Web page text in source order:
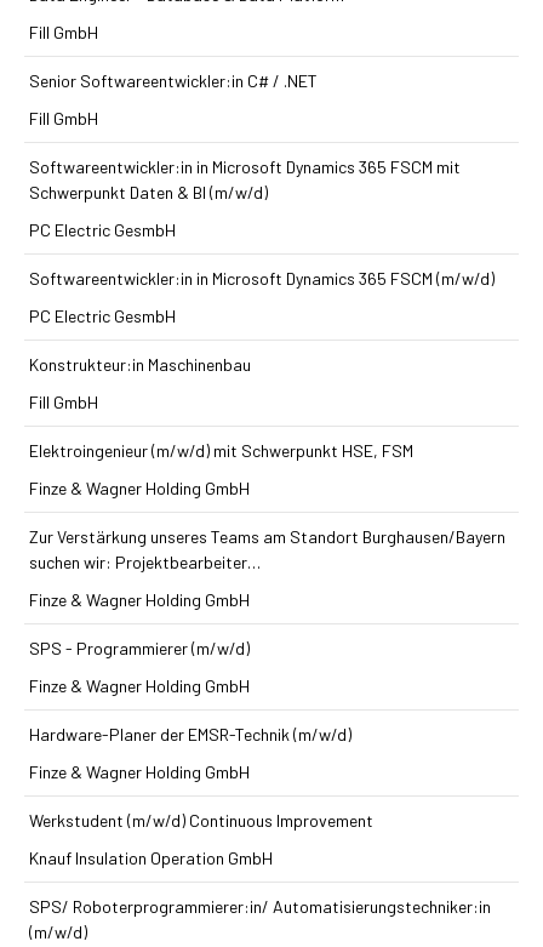
Fill GmbH
Senior Softwareentwickler:in C# / .NET
Fill GmbH
Softwareentwickler:in in Microsoft Dynamics 365 FSCM mit
Schwerpunkt Daten & BI (m/w/d)
PC Electric GesmbH
Softwareentwickler:in in Microsoft Dynamics 365 FSCM (m/w/d)
PC Electric GesmbH
Konstrukteur:in Maschinenbau
Fill GmbH
Elektroingenieur (m/w/d) mit Schwerpunkt HSE, FSM
Finze & Wagner Holding GmbH
Zur Verstärkung unseres Teams am Standort Burghausen/Bayern
suchen wir: Projektbearbeiter…
Finze & Wagner Holding GmbH
SPS - Programmierer (m/w/d)
Finze & Wagner Holding GmbH
Hardware-Planer der EMSR-Technik (m/w/d)
Finze & Wagner Holding GmbH
Werkstudent (m/w/d) Continuous Improvement
Knauf Insulation Operation GmbH
SPS/ Roboterprogrammierer:in/ Automatisierungstechniker:in
(m/w/d)